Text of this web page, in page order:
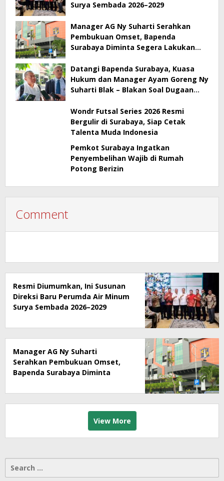
Surya Sembada 2026–2029
Manager AG Ny Suharti Serahkan
Pembukuan Omset, Bapenda
Surabaya Diminta Segera Lakukan
Datangi Bapenda Surabaya, Kuasa
Hukum dan Manager Ayam Goreng Ny
Suharti Blak – Blakan Soal Dugaan
Wondr Futsal Series 2026 Resmi
Bergulir di Surabaya, Siap Cetak
Talenta Muda Indonesia
Pemkot Surabaya Ingatkan
Penyembelihan Wajib di Rumah
Potong Berizin
Comment
Resmi Diumumkan, Ini Susunan
Direksi Baru Perumda Air Minum
Surya Sembada 2026–2029
Manager AG Ny Suharti
Serahkan Pembukuan Omset,
Bapenda Surabaya Diminta
View More
Search